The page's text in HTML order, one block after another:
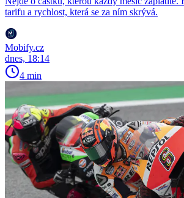
tarifu a rychlost, která se za ním skrývá.
Mobify.cz
dnes, 18:14
4 min